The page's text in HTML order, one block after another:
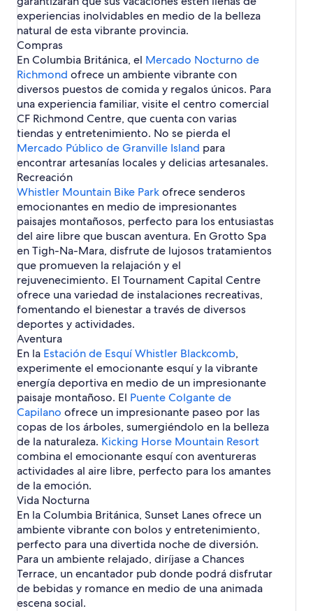
r
o
u
v
e
r
s
t
e
r
e
r
r
e
n
a
n
c
o
u
v
e
r
n
o
i
n
c
l
i
d
o
e
n
V
a
n
c
o
u
v
e
s
l
a
d
o
l
a
e
r
o
p
e
r
t
o
e
n
a
n
c
o
u
v
e
r
c
e
t
a
n
m
a
s
c
o
t
a
s
e
n
V
a
n
c
o
u
v
r
t
e
l
s
&
R
s
o
r
t
s
e
n
V
a
n
c
o
u
e
r
e
n
V
a
n
o
u
v
e
r
s
e
V
e
r
n
o
n
a
s
e
n
V
i
t
o
r
i
a
t
e
l
e
s
n
l
a
p
l
a
a
e
n
V
i
c
o
r
i
a
o
t
l
e
s
e
n
V
i
c
t
o
r
i
a
C
a
b
a
ñ
a
e
n
W
h
i
s
t
l
e
r
a
d
e
P
a
P
a
c
i
f
i
H
o
t
e
l
s
R
e
s
o
r
t
s
e
n
W
h
i
s
l
e
r
n
a
e
V
a
i
l
R
e
s
o
r
t
s
e
n
W
h
i
s
t
l
r
g
i
n
a
d
e
H
t
e
l
e
s
e
n
W
h
i
s
t
l
r
experiencias inolvidables en medio de la belleza
natural de esta vibrante provincia.
Compras
En Columbia Británica, el Mercado Nocturno de
Richmond ofrece un ambiente vibrante con
diversos puestos de comida y regalos únicos. Para
una experiencia familiar, visite el centro comercial
CF Richmond Centre, que cuenta con varias
tiendas y entretenimiento. No se pierda el
Mercado Público de Granville Island para
encontrar artesanías locales y delicias artesanales.
Recreación
Whistler Mountain Bike Parkofrece senderos
emocionantes en medio de impresionantes
paisajes montañosos, perfecto para los entusiastas
del aire libre que buscan aventura. En Grotto Spa
en Tigh-Na-Mara, disfrute de lujosos tratamientos
que promueven la relajación y el
rejuvenecimiento. El Tournament Capital Centre
ofrece una variedad de instalaciones recreativas,
fomentando el bienestar a través de diversos
deportes y actividades.
Aventura
En la Estación de Esquí Whistler Blackcomb,
experimente el emocionante esquí y la vibrante
energía deportiva en medio de un impresionante
paisaje montañoso. El Puente Colgante de
Capilano ofrece un impresionante paseo por las
copas de los árboles, sumergiéndolo en la belleza
de la naturaleza. Kicking Horse Mountain Resort
combina el emocionante esquí con aventureras
actividades al aire libre, perfecto para los amantes
de la emoción.
Vida Nocturna
En la Columbia Británica, Sunset Lanes ofrece un
ambiente vibrante con bolos y entretenimiento,
perfecto para una divertida noche de diversión.
Para un ambiente relajado, diríjase a Chances
Terrace, un encantador pub donde podrá disfrutar
de bebidas y romance en medio de una animada
escena social.